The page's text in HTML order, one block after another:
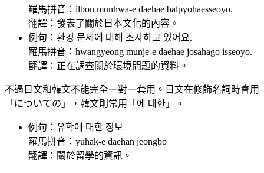
羅馬拼音：ilbon munhwa-e daehae balpyohaesseoyo.
翻譯：發表了關於日本文化的內容。
例句：환경 문제에 대해 조사하고 있어요.
羅馬拼音：hwangyeong munje-e daehae josahago isseoyo.
翻譯：正在調查關於環境問題的資料。
不過日文和韓文不能完全一對一套用。日文在修飾名詞時會用
「についての」，韓文則常用「에 대한」。
例句：유학에 대한 정보
羅馬拼音：yuhak-e daehan jeongbo
翻譯：關於留學的資訊。